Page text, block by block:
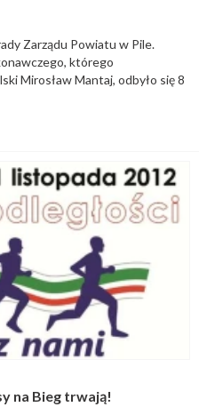
Zarządu Powiatu w Pile.
którego
Mirosław Mantaj, odbyło się 8
na Bieg trwają!